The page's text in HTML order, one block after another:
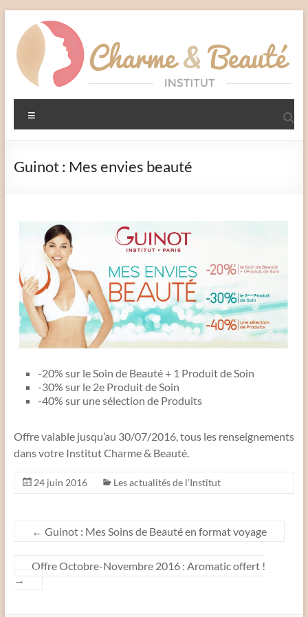
contenu
Charme
et
Beauté
Guinot : Mes envies beauté
-20% sur le Soin de Beauté + 1 Produit de Soin
-30% sur le 2e Produit de Soin
-40% sur une sélection de Produits
Offre valable jusqu’au 30/07/2016, tous les renseignements
dans votre Institut Charme & Beauté.
24 juin 2016 Les actualités de l’Institut
← Guinot : Mes Soins de Beauté en format voyage
Offre Octobre-Novembre 2016 : Aromatic offert !
→